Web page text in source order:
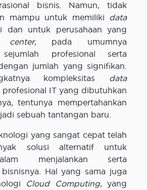
bisnis. Namun, tidak
mampu untuk memiliki data
dan untuk perusahaan yang
center, pada umumnya
sejumlah profesional serta
jumlah yang signifikan.
kompleksitas data
IT yang dibutuhkan
tentunya mempertahankan
sebuah tantangan baru.
yang sangat cepat telah
solusi alternatif untuk
menjalankan serta
Hal yang sama juga
Cloud Computing, yang